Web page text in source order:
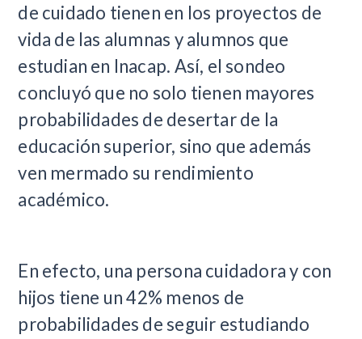
de cuidado tienen en los proyectos de
vida de las alumnas y alumnos que
estudian en Inacap. Así, el sondeo
concluyó que no solo tienen mayores
probabilidades de desertar de la
educación superior, sino que además
ven mermado su rendimiento
académico.
En efecto, una persona cuidadora y con
hijos tiene un 42% menos de
probabilidades de seguir estudiando